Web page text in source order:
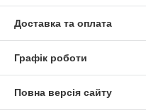
Доставка та оплата
Графік роботи
Повна версія сайту